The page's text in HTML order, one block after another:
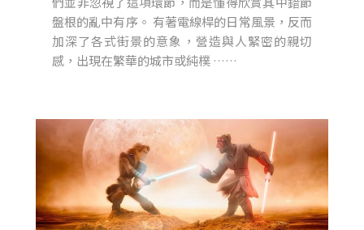
盤根的亂中有序。 有著電線桿的日常風景，反而
加深了各式街景的意象，營造與人緊密的親切
感，出現在繁華的城市或純樸 ……